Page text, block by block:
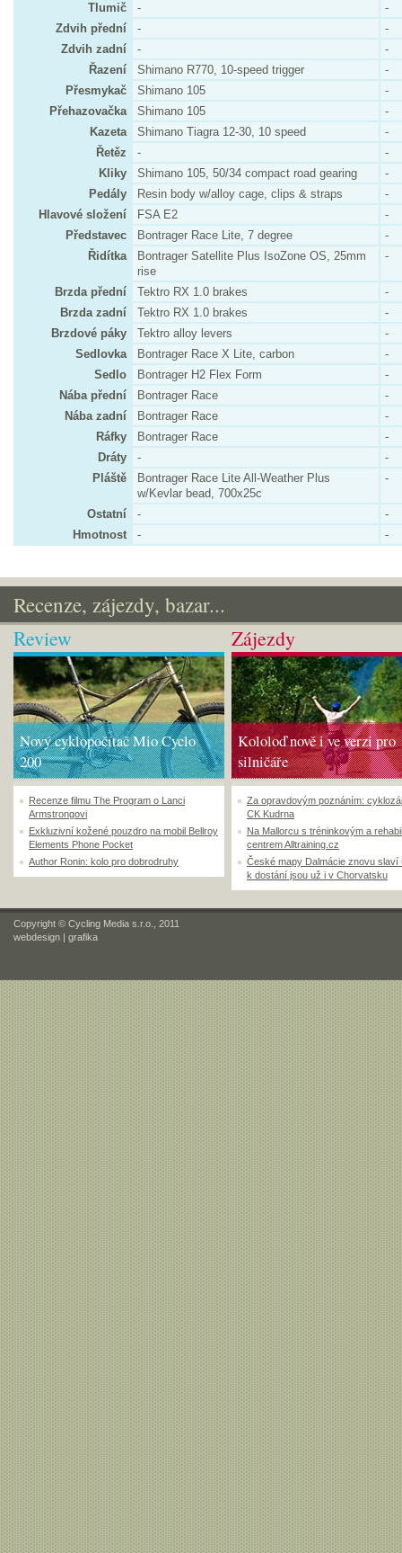
Tlumič -
-
Zdvih přední
-
-
Zdvih zadní
-
-
Řazení
Shimano R770, 10-speed trigger
-
Přesmykač
Shimano 105
-
Přehazovačka
Shimano 105
-
Kazeta
Shimano Tiagra 12-30, 10 speed
-
Řetěz
-
-
Kliky
Shimano 105, 50/34 compact road gearing
-
Pedály
Resin body w/alloy cage, clips & straps
-
Hlavové složení
FSA E2
-
Představec
Bontrager Race Lite, 7 degree
-
Řidítka
Bontrager Satellite Plus IsoZone OS, 25mm
rise
-
Brzda přední Tektro RX 1.0 brakes
-
Brzda zadní
Tektro RX 1.0 brakes
-
Brzdové páky
Tektro alloy levers
-
Sedlovka
Bontrager Race X Lite, carbon
-
Sedlo
Bontrager H2 Flex Form
-
Nába přední
Bontrager Race
-
Nába zadní
Bontrager Race
-
Ráfky
Bontrager Race
-
Dráty
-
-
Pláště
Bontrager Race Lite All-Weather Plus
w/Kevlar bead, 700x25c
-
Ostatní -
-
Hmotnost
- -
Recenze, zájezdy, bazar...
Review
Nový cyklopočítač Mio Cyclo
200
Recenze filmu The Program o Lanci
Armstrongovi
Exkluzivní kožené pouzdro na mobil Bellroy
Elements Phone Pocket
Author Ronin: kolo pro dobrodruhy
Zájezdy
Kololoď nově i ve verzi pro
silničáře
Za opravdovým poznáním:
CK Kudrna
Na Mallorcu s tréninkovým a
centrem Alltraining.cz
České mapy Dalmácie znovu slaví
k dostání jsou už i v Chorvatsku
Copyright © Cycling Media s.r.o., 2011
webdesign | grafika